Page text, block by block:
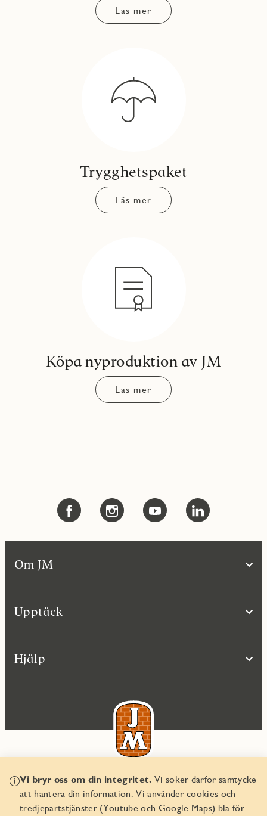
Läs mer
Trygghetspaket
Läs mer
Köpa nyproduktion av JM
Läs mer
Vi bryr oss om din integritet. Vi söker därför samtycke
att hantera din information. Vi använder cookies och
tredjepartstjänster (Youtube och Google Maps) bla för
Om JM
Upptäck
Hjälp
© JM AB 2026
Organisationsnummer 556045-2103